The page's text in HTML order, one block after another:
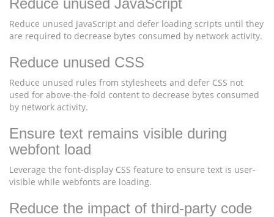
Reduce unused JavaScript
Reduce unused JavaScript and defer loading scripts until they
are required to decrease bytes consumed by network activity.
Reduce unused CSS
Reduce unused rules from stylesheets and defer CSS not
used for above-the-fold content to decrease bytes consumed
by network activity.
Ensure text remains visible during
webfont load
Leverage the font-display CSS feature to ensure text is user-
visible while webfonts are loading.
Reduce the impact of third-party code